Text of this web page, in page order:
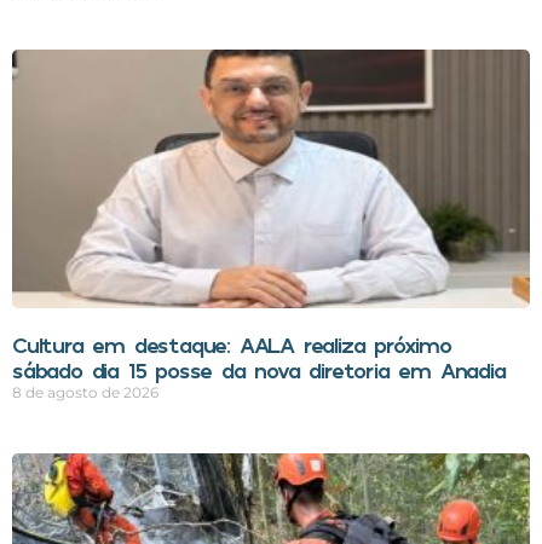
Cultura em destaque: AALA realiza próximo
sábado dia 15 posse da nova diretoria em Anadia
8 de agosto de 2026